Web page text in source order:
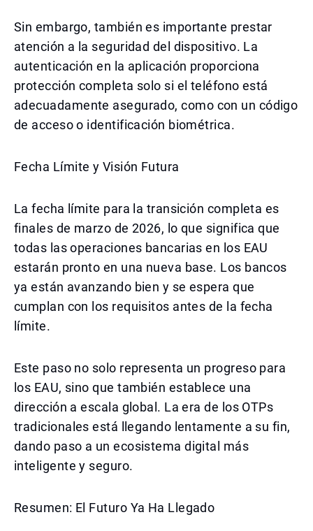
Sin embargo, también es importante prestar
atención a la seguridad del dispositivo. La
autenticación en la aplicación proporciona
protección completa solo si el teléfono está
adecuadamente asegurado, como con un código
de acceso o identificación biométrica.
Fecha Límite y Visión Futura
La fecha límite para la transición completa es
finales de marzo de 2026, lo que significa que
todas las operaciones bancarias en los EAU
estarán pronto en una nueva base. Los bancos
ya están avanzando bien y se espera que
cumplan con los requisitos antes de la fecha
límite.
Este paso no solo representa un progreso para
los EAU, sino que también establece una
dirección a escala global. La era de los OTPs
tradicionales está llegando lentamente a su fin,
dando paso a un ecosistema digital más
inteligente y seguro.
Resumen: El Futuro Ya Ha Llegado